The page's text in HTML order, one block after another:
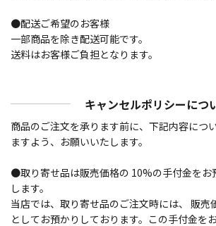
●配送ご希望のお客様
一部商品を除き配送可能です。
送料はお客様ご負担となります。
キャンセルポリシーにつ
商品のご注文を承ります前に、下記内容につ
ますよう、お願いいたします。
●取り寄せ品は販売価格の 10%の手付金をお
します。
当店では、取り寄せ品のご注文時には、 販売
としてお預かりしております。この手付金を